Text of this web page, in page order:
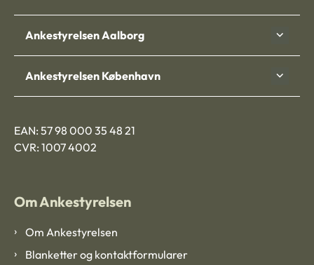
Ankestyrelsen Aalborg
Ankestyrelsen København
EAN: 57 98 000 35 48 21
CVR: 1007 4002
Om Ankestyrelsen
Om Ankestyrelsen
Blanketter og kontaktformularer